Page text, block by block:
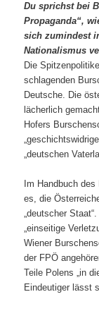
Du sprichst bei
Propaganda“,
sich zumindest
Nationalismus
Die
schlagenden
Deutsche. Die
lächerlich
Hofers
„deutschen
Im Handbuch
es, die
„deutscher
„einseitige
Wiener
der FPÖ
Teile Polens „in
Eindeutiger lässt